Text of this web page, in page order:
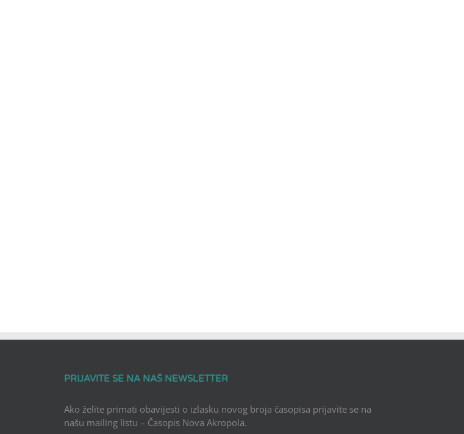
PRIJAVITE SE NA NAŠ NEWSLETTER
Ako želite primati obavijesti o izlasku novog broja časopisa prijavite se na
našu mailing listu – Časopis Nova Akropola.